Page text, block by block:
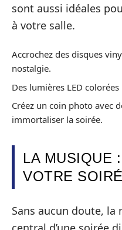
sont aussi idéales
à votre salle.
Accrochez des disques
nostalgie.
Des lumières LED
Créez un coin photo avec
immortaliser la soirée.
LA MUSIQUE
VOTRE
Sans aucun doute, la